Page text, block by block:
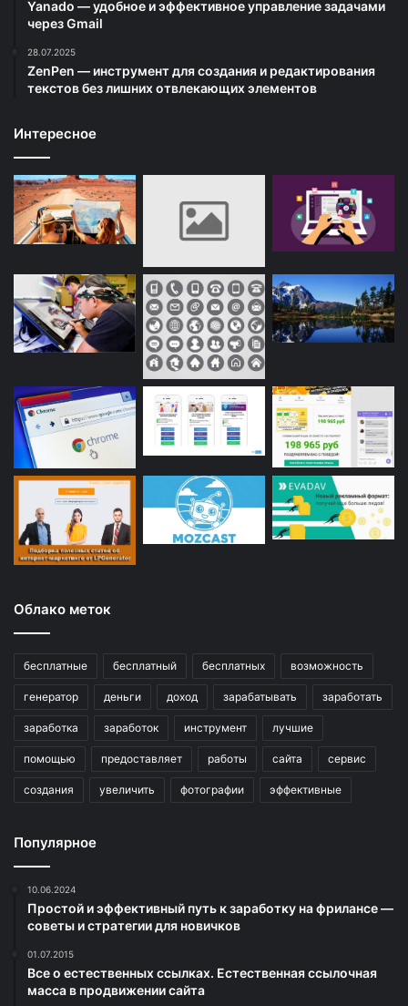
Yanado — удобное и эффективное управление задачами
через Gmail
28.07.2025
ZenPen — инструмент для создания и редактирования
текстов без лишних отвлекающих элементов
Интересное
Облако меток
бесплатные бесплатный бесплатных возможность
генератор деньги доход зарабатывать заработать
заработка заработок инструмент лучшие
помощью предоставляет работы сайта сервис
создания увеличить фотографии эффективные
Популярное
10.06.2024
Простой и эффективный путь к заработку на фрилансе —
советы и стратегии для новичков
01.07.2015
Все о естественных ссылках. Естественная ссылочная
масса в продвижении сайта